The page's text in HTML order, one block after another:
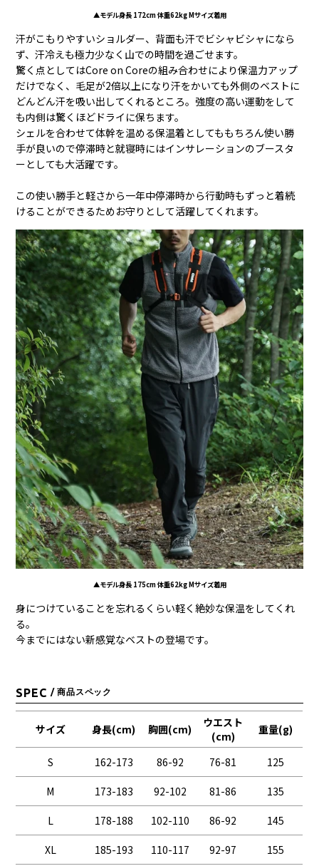
▲モデル身長 172cm 体重62kg Mサイズ着用
汗がこもりやすいショルダー、背面も汗でビシャビシャになら
ず、汗冷えも極力少なく山での時間を過ごせます。
驚く点としてはCore on Coreの組み合わせにより保温力アップ
だけでなく、毛足が2倍以上になり汗をかいても外側のベストに
どんどん汗を吸い出してくれるところ。強度の高い運動をして
も内側は驚くほどドライに保ちます。
シェルを合わせて体幹を温める保温着としてももちろん使い勝
手が良いので停滞時と就寝時にはインサレーションのブースタ
ーとしても大活躍です。
この使い勝手と軽さから一年中停滞時から行動時もずっと着続
けることができるためお守りとして活躍してくれます。
▲モデル身長 175cm 体重62kg Mサイズ着用
身につけていることを忘れるくらい軽く絶妙な保温をしてくれ
る。
今までにはない新感覚なベストの登場です。
SPEC / 商品スペック
サイズ 身長(cm) 胸囲(cm)
ウエスト
(cm)
重量(g)
S 162-173 86-92 76-81 125
M 173-183 92-102 81-86 135
L 178-188 102-110 86-92 145
XL 185-193 110-117 92-97 155